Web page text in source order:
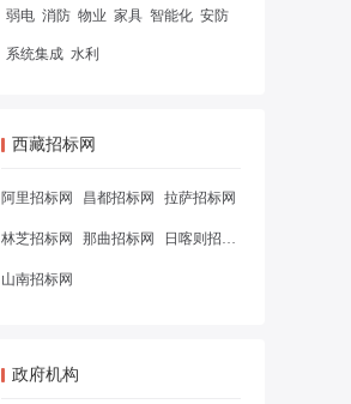
弱电 消防 物业 家具 智能化 安防
系统集成 水利
西藏招标网
阿里招标网 昌都招标网 拉萨招标网
林芝招标网 那曲招标网 日喀则招标网
山南招标网
政府机构